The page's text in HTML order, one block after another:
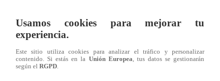
Yo Soy 30 de noviembre del 2018 –
Programa completo
Yo
Usamos cookies para mejorar tu
experiencia.
Este sitio utiliza cookies para analizar el tráfico y personalizar
contenido. Si estás en la Unión Europea , tus datos se gestionarán
según el RGPD